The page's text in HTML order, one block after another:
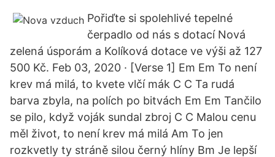
Pořiďte si spolehlivé tepelné
čerpadlo od nás s dotací Nová
zelená úsporám a Kolíková dotace ve výši až 127
500 Kč. Feb 03, 2020 · [Verse 1] Em Em To není
krev má milá, to kvete vlčí mák C C Ta rudá
barva zbyla, na polích po bitvách Em Em Tančilo
se pilo, když voják sundal zbroj C C Malou cenu
měl život, to není krev má milá Am To jen
rozkvetly ty stráně silou černý hlíny Bm Je lepší